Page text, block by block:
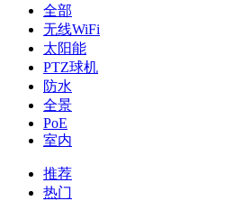
全部
无线WiFi
太阳能
PTZ球机
防水
全景
PoE
室内
推荐
热门